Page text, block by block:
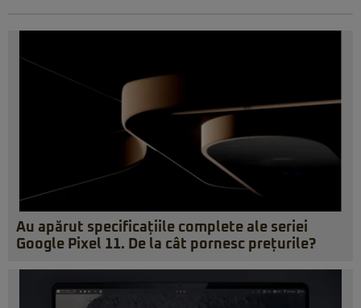
Au apărut specificațiile complete ale seriei
Google Pixel 11. De la cât pornesc prețurile?